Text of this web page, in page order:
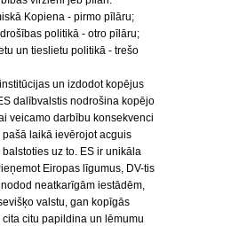
Kopiena - pirmo pīlāru;
politikā - otro pīlāru;
un tieslietu politikā - trešo
un izdodot kopējus
dalībvalstis nodrošina kopējo
veicamo darbību konsekvenci
laikā ievērojot acguis
uz to. ES ir unikāla
Eiropas līgumus, DV-tis
neatkarīgām iestādēm,
valstu, gan kopīgās
citu papildina un lēmumu